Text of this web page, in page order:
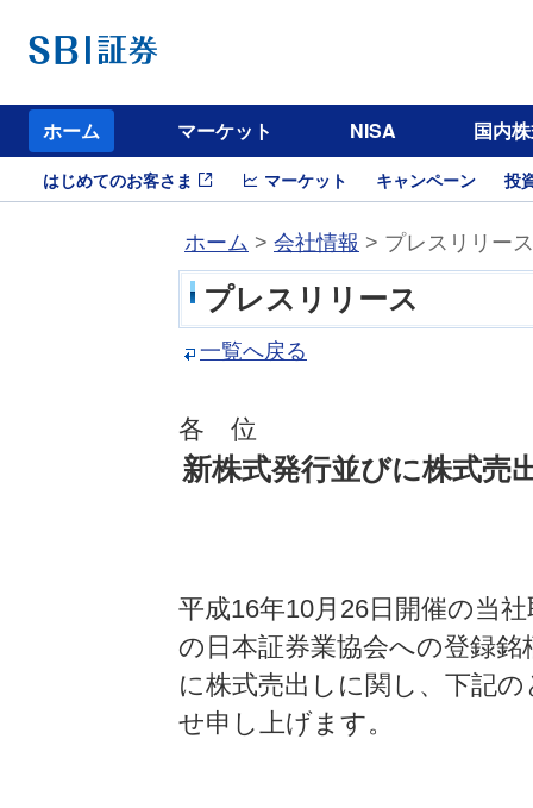
ホーム マーケット NISA 国内
はじめてのお客さま マーケット キャンペーン 投
ホーム > 会社情報 > プレスリリース
プレスリリース
一覧へ戻る
各 位
新株式発行並びに株式売
平成16年10月26日開催の当
の日本証券業協会への登録
に株式売出しに関し、下記
せ申し上げます。